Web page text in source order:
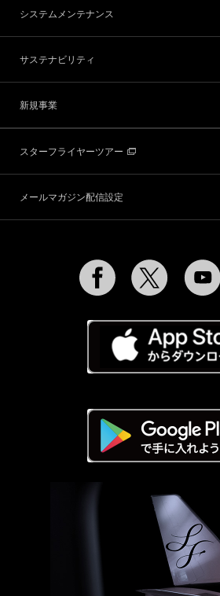
システムメンテナンス
サステナビリティ
新規事業
スターフライヤーツアー
メールマガジン配信設定
Facebook Twitter YouTube